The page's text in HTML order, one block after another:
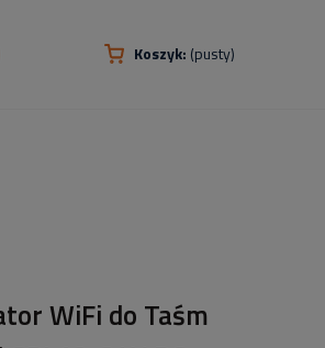
Koszyk: (pusty)
WiFi do Taśm